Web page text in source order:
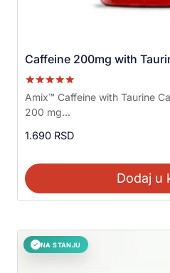
Caffeine 200mg with
Ocenjeno sa
5.00
od 5
Amix™ Caffeine with Taurine
200 mg...
1.690 RSD
Dodaj u
✓ NA STANJU